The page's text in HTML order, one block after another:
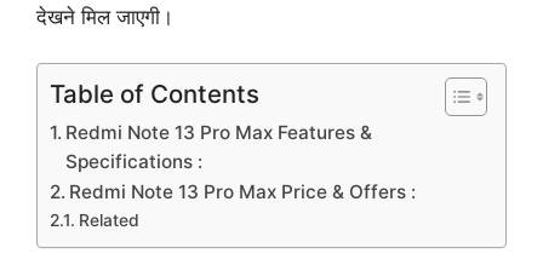
देखने मिल जाएगी।
Table of Contents
Redmi Note 13 Pro Max Features &
Specifications :
Redmi Note 13 Pro Max Price & Offers :
Related